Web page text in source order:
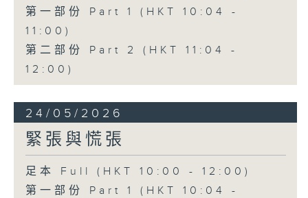
第一部份 Part 1 (HKT 10:04 -
11:00)
第二部份 Part 2 (HKT 11:04 -
12:00)
24/05/2026
緊張與慌張
足本 Full (HKT 10:00 - 12:00)
第一部份 Part 1 (HKT 10:04 -